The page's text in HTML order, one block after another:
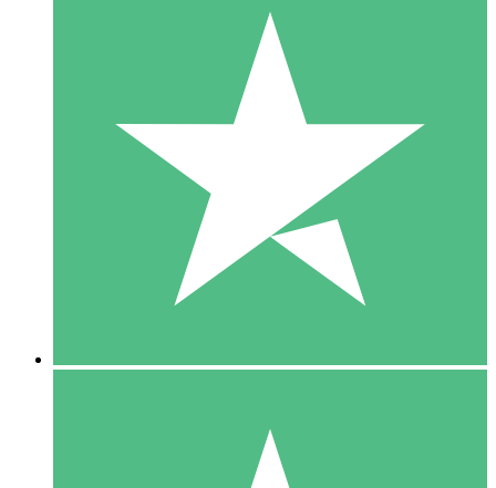
Individuelle Credit-Pakete
Zahlen Sie nach Bedarf mit Download-Credits. Keine
monatliche Verpflichtung erforderlich.
10 00
10 Downloads
20 00